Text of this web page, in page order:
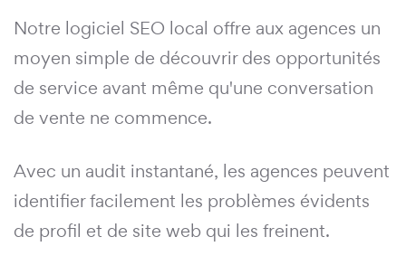
Notre logiciel SEO local offre aux agences un
moyen simple de découvrir des opportunités
de service avant même qu'une conversation
de vente ne commence.
Avec un audit instantané, les agences peuvent
identifier facilement les problèmes évidents
de profil et de site web qui les freinent.